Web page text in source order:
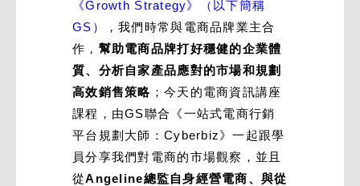
《Growth Strategy》（以下簡稱
GS）
，我們時常與電商品牌業主合
作， 幫助電商品牌打好穩健的企業體
質、分析自家產品應對的市場和規劃
高效銷售策略 ；今天的電商資訊講座
課程，由GS聯合《一站式電商行銷
平台規劃大師：Cyberbiz》一起跟學
員分享我們對電商的市場觀察，並且
從Angeline總監自身經營電商、與從